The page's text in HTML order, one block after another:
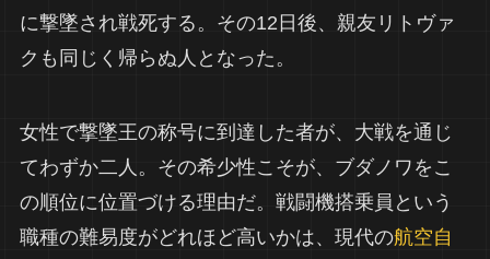
に撃墜され戦死する。その12日後、親友リトヴァ
クも同じく帰らぬ人となった。
女性で撃墜王の称号に到達した者が、大戦を通じ
てわずか二人。その希少性こそが、ブダノワをこ
の順位に位置づける理由だ。戦闘機搭乗員という
職種の難易度がどれほど高いかは、現代の航空自